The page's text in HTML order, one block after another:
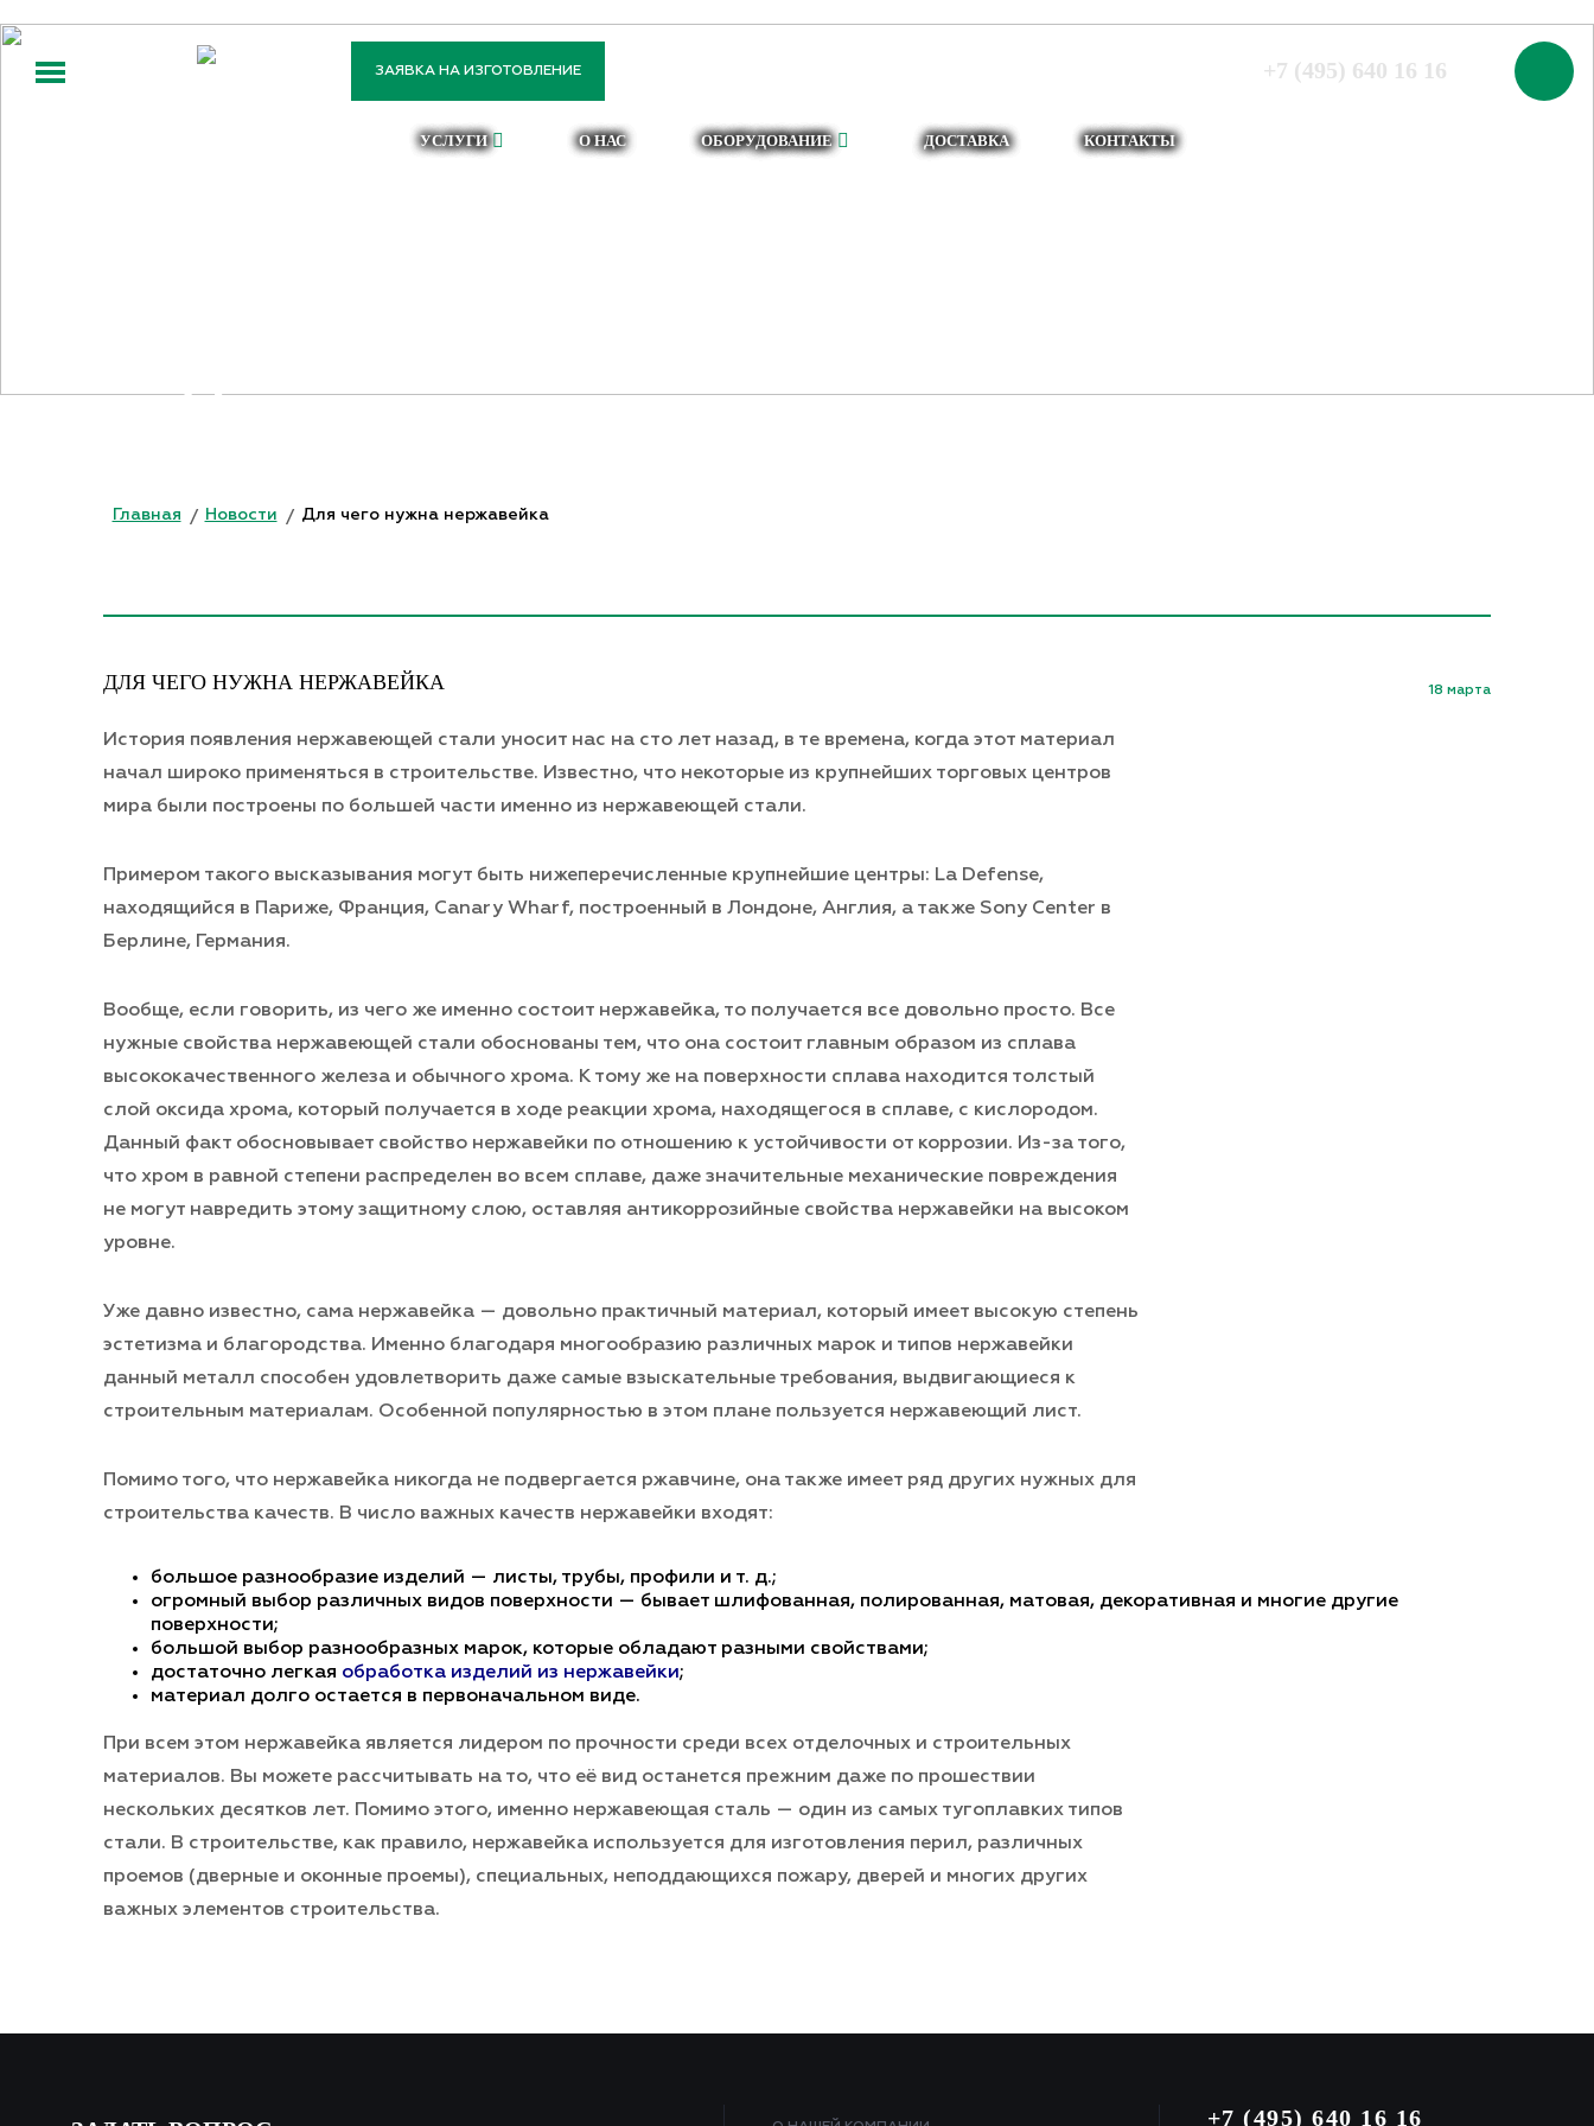
ЗАЯВКА НА ИЗГОТОВЛЕНИЕ
УСЛУГИ О НАС ОБОРУДОВАНИЕ ДОСТАВКА КОНТАКТЫ
+7 (495) 640 16 16
Главная Новости Для чего нужна нержавейка
ДЛЯ ЧЕГО НУЖНА НЕРЖАВЕЙКА 18 марта
История появления нержавеющей стали уносит нас на сто лет назад, в те времена, когда этот материал
начал широко применяться в строительстве. Известно, что некоторые из крупнейших торговых центров
мира были построены по большей части именно из нержавеющей стали.
Примером такого высказывания могут быть нижеперечисленные крупнейшие центры: La Defense,
находящийся в Париже, Франция, Canary Wharf, построенный в Лондоне, Англия, а также Sony Center в
Берлине, Германия.
Вообще, если говорить, из чего же именно состоит нержавейка, то получается все довольно просто. Все
нужные свойства нержавеющей стали обоснованы тем, что она состоит главным образом из сплава
высококачественного железа и обычного хрома. К тому же на поверхности сплава находится толстый
слой оксида хрома, который получается в ходе реакции хрома, находящегося в сплаве, с кислородом.
Данный факт обосновывает свойство нержавейки по отношению к устойчивости от коррозии. Из-за того,
что хром в равной степени распределен во всем сплаве, даже значительные механические повреждения
не могут навредить этому защитному слою, оставляя антикоррозийные свойства нержавейки на высоком
уровне.
Уже давно известно, сама нержавейка — довольно практичный материал, который имеет высокую степень
эстетизма и благородства. Именно благодаря многообразию различных марок и типов нержавейки
данный металл способен удовлетворить даже самые взыскательные требования, выдвигающиеся к
строительным материалам. Особенной популярностью в этом плане пользуется нержавеющий лист.
Помимо того, что нержавейка никогда не подвергается ржавчине, она также имеет ряд других нужных для
строительства качеств. В число важных качеств нержавейки входят:
большое разнообразие изделий — листы, трубы, профили и т. д.;
огромный выбор различных видов поверхности — бывает шлифованная, полированная, матовая, декоративная и многие другие
поверхности;
большой выбор разнообразных марок, которые обладают разными свойствами;
достаточно легкая обработка изделий из нержавейки;
материал долго остается в первоначальном виде.
При всем этом нержавейка является лидером по прочности среди всех отделочных и строительных
материалов. Вы можете рассчитывать на то, что её вид останется прежним даже по прошествии
нескольких десятков лет. Помимо этого, именно нержавеющая сталь — один из самых тугоплавких типов
стали. В строительстве, как правило, нержавейка используется для изготовления перил, различных
проемов (дверные и оконные проемы), специальных, неподдающихся пожару, дверей и многих других
важных элементов строительства.
+7 (495) 640 16 16